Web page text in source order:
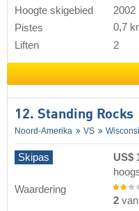
Hoogte skigebied
2002
Pistes
0,7
Liften
2
12. Standing Rocks
Noord-Amerika VS
Skipas US$
Waardering
2